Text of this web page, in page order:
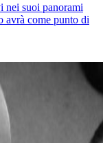
nei suoi panorami
avrà come punto di